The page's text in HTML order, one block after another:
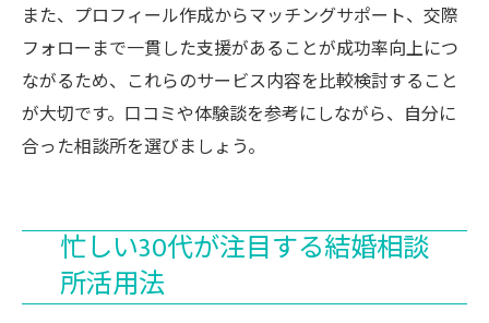
また、プロフィール作成からマッチングサポート、交際
フォローまで一貫した支援があることが成功率向上につ
ながるため、これらのサービス内容を比較検討すること
が大切です。口コミや体験談を参考にしながら、自分に
合った相談所を選びましょう。
忙しい30代が注目する結婚相談
所活用法